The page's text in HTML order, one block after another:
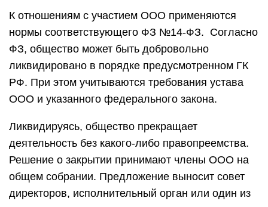
К отношениям с участием ООО применяются
нормы соответствующего ФЗ №14-ФЗ. Согласно
ФЗ, общество может быть добровольно
ликвидировано в порядке предусмотренном ГК
РФ. При этом учитываются требования устава
ООО и указанного федерального закона.
Ликвидируясь, общество прекращает
деятельность без какого-либо правопреемства.
Решение о закрытии принимают члены ООО на
общем собрании. Предложение выносит совет
директоров, исполнительный орган или один из